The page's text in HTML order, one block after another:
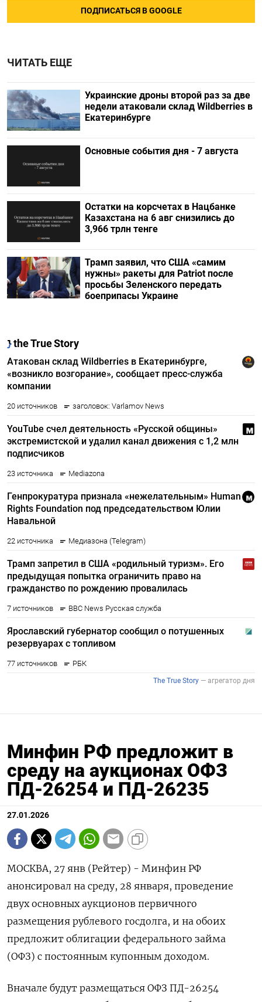
ПОДПИСАТЬСЯ В GOOGLE
ЧИТАТЬ ЕЩЕ
Украинские дроны второй раз за две
недели атаковали склад Wildberries в
Екатеринбурге
Основные события дня - 7 августа
Остатки на корсчетах в Нацбанке
Казахстана на 6 авг снизились до
3,966 трлн тенге
Трамп заявил, что США «самим
нужны» ракеты для Patriot после
просьбы Зеленского передать
боеприпасы Украине
Минфин РФ предложит в
среду на аукционах ОФЗ
ПД-26254 и ПД-26235
27.01.2026
МОСКВА, 27 янв (Рейтер) - Минфин РФ
анонсировал на среду, 28 января, проведение
двух основных ⁠аукционов первичного
размещения рублевого госдолга, и на обоих
предложит облигации федерального займа
(ОФЗ) с постоянным купонным ⁠доходом.
Вначале будут ​размещаться ОФЗ ПД-⁠26254